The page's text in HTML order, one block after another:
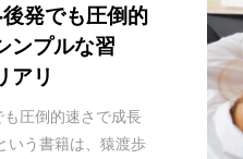
発でも圧倒的
ンプルな習
アリ
圧倒的速さで成長
いう書籍は、猿渡歩